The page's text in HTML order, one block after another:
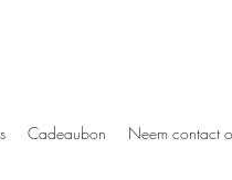
Cadeaubon Neem contact